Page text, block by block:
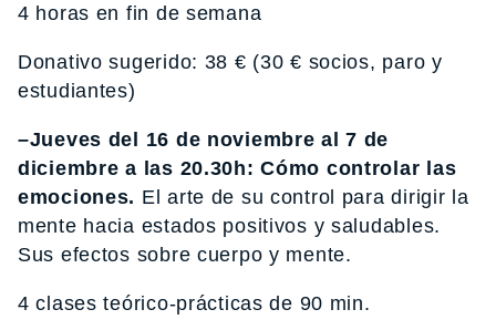
4 horas en fin de semana
Donativo sugerido: 38 € (30 € socios, paro y
estudiantes)
–Jueves del 16 de noviembre al 7 de
diciembre a las 20.30h: Cómo controlar las
emociones. El arte de su control para dirigir la
mente hacia estados positivos y saludables.
Sus efectos sobre cuerpo y mente.
4 clases teórico-prácticas de 90 min.